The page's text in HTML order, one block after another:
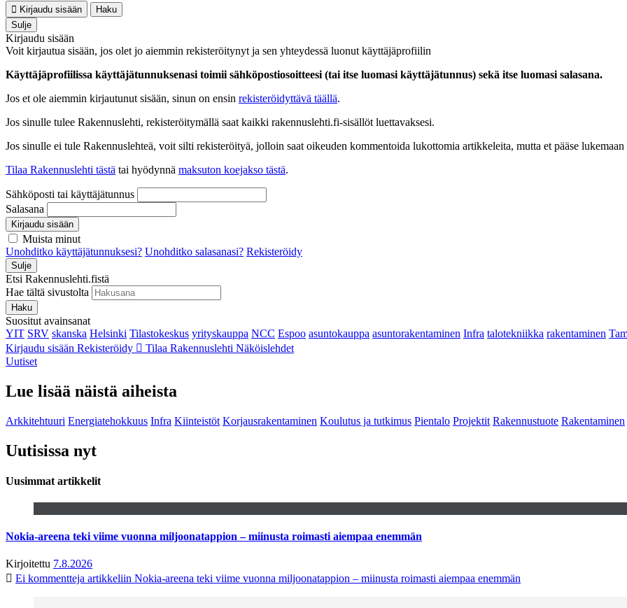
Kirjaudu sisään
Haku
Sulje
Kirjaudu sisään
Voit kirjautua sisään, jos olet jo aiemmin rekisteröitynyt ja sen yhteydessä luonut käyttäjäprofiilin
Käyttäjäprofiilissa käyttäjätunnuksenasi toimii sähköpostiosoitteesi (tai itse luomasi käyttäjätunnus) sekä itse luomasi salasana.
Jos et ole aiemmin kirjautunut sisään, sinun on ensin rekisteröidyttävä täällä.
Jos sinulle tulee Rakennuslehti, rekisteröitymällä saat kaikki rakennuslehti.fi-sisällöt luettavaksesi.
Jos sinulle ei tule Rakennuslehteä, voit silti rekisteröityä, jolloin saat oikeuden kommentoida lukottomia artikkeleita, mutta et pääse
Tilaa Rakennuslehti tästä tai hyödynnä maksuton koejakso tästä.
Sähköposti tai käyttäjätunnus
Salasana
Kirjaudu sisään
Muista minut
Unohditko käyttäjätunnuksesi? Unohditko salasanasi? Rekisteröidy
Sulje
Etsi Rakennuslehti.fistä
Hae tältä sivustolta
Haku
Suositut avainsanat
YIT SRV skanska Helsinki Tilastokeskus yrityskauppa NCC Espoo asuntokauppa asuntorakentaminen Infra talotekniikka rakentaminen
Kirjaudu sisään Rekisteröidy Tilaa Rakennuslehti Näköislehdet
Uutiset
Lue lisää näistä aiheista
Arkkitehtuuri Energiatehokkuus Infra Kiinteistöt Korjausrakentaminen Koulutus ja tutkimus Pientalo Projektit Rakennustuote Rakentaminen
Uutisissa nyt
Uusimmat artikkelit
Nokia-areena teki viime vuonna miljoonatappion – miinusta roimasti aiempaa enemmän
Kirjoitettu 7.8.2026
Ei kommentteja artikkeliin Nokia-areena teki viime vuonna miljoonatappion – miinusta roimasti aiempaa enemmän